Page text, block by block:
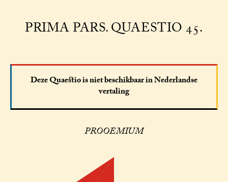
PRIMA PARS. QUAESTIO 45.
Deze Quaestio is niet beschikbaar in Nederlandse
vertaling
PROOEMIUM